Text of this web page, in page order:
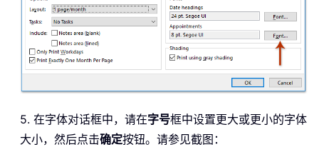
5. 在字体对话框中，请在字号框中设置更大或更小的字体
大小，然后点击确定按钮。请参见截图：